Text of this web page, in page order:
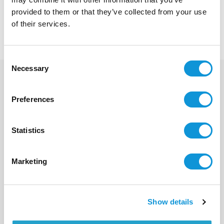
provided to them or that they’ve collected from your use
of their services.
Selection
Necessary
Preferences
Statistics
Marketing
Show details
contactez-nous dès aujourd'hui pour planifier vos prochaines
vacances de rêve au cœur des plus beaux paysages marins de
Corse.